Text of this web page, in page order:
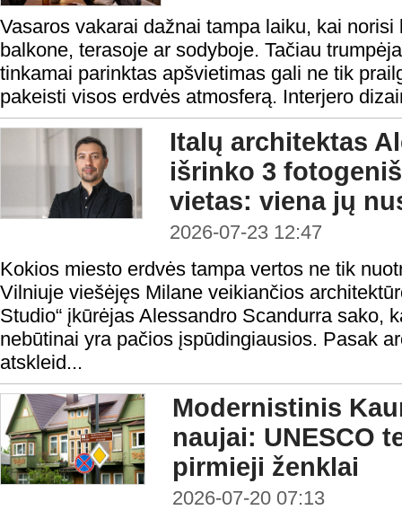
Vasaros vakarai dažnai tampa laiku, kai
balkone, terasoje ar sodyboje. Tačiau
tinkamai parinktas apšvietimas gali ne tik
pakeisti visos erdvės atmosferą. Interjero
Italų architektas
išrinko 3
vietas: viena jų
2026-07-23 12:47
Kokios miesto erdvės tampa vertos ne tik
Vilniuje viešėjęs Milane veikiančios
Studio“ įkūrėjas Alessandro Scandurra sako,
nebūtinai yra pačios įspūdingiausios. Pasak
atskleid...
Modernistinis
naujai: UNESCO
pirmieji ženklai
2026-07-20 07:13